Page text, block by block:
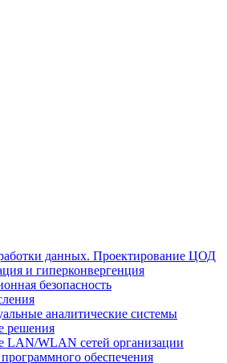
данных. Проектирование ЦОД
и гиперконвергенция
безопасность
аналитические системы
решения
LAN/WLAN сетей организации
программного обеспечения